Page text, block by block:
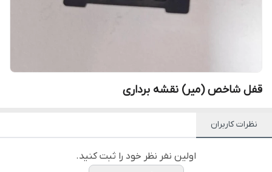
قفل شاخص (میر) نقشه برداری
نظرات کاربران
اولین نفر نظر خود را ثبت کنید.